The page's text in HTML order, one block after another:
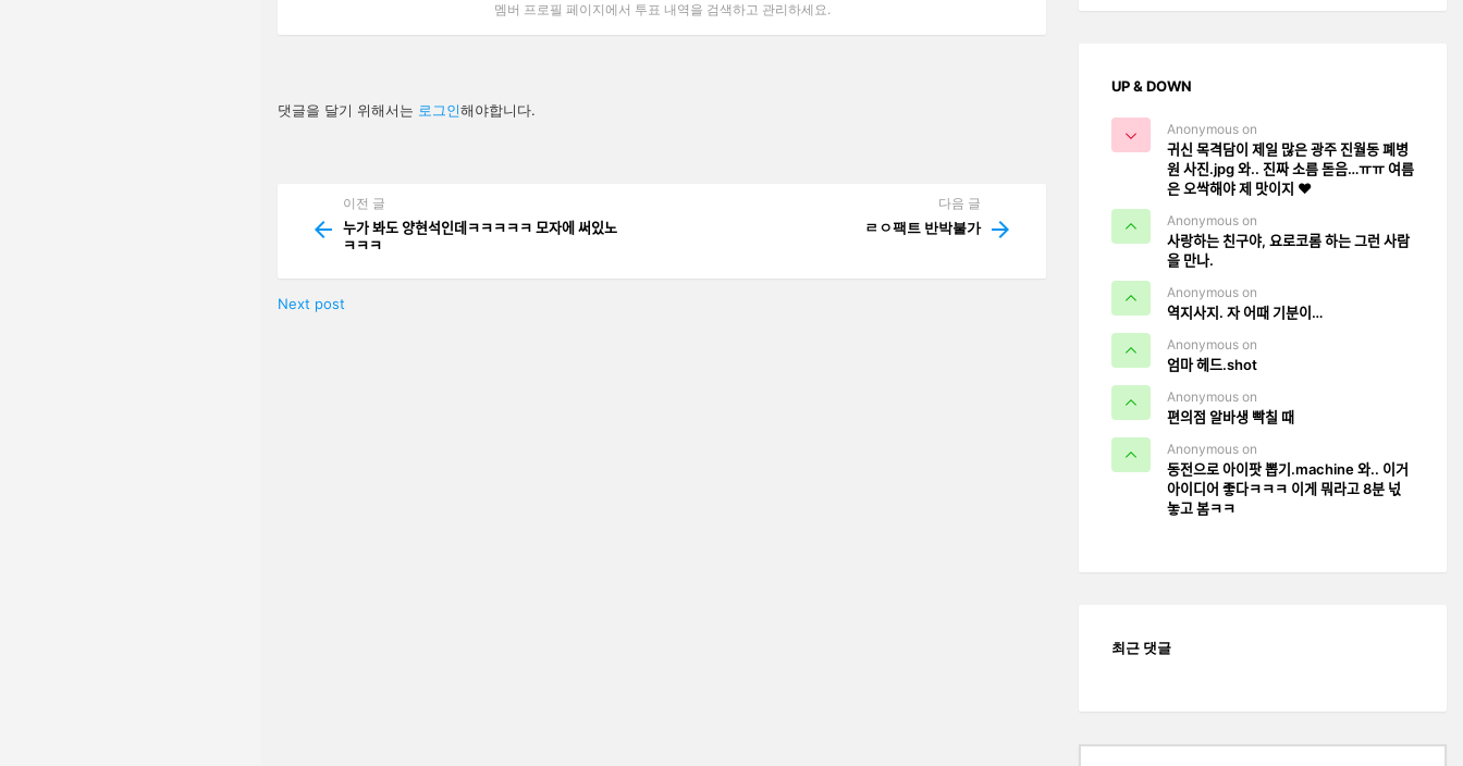
멤버 프로필 페이지에서 투표 내역을 검색하고 관리하세요.
답
글
댓글을 달기 위해서는 로그인해야합니다.
more
이전 글
누가 봐도 양현석인데ㅋㅋㅋㅋㅋ 모자에 써있노
ㅋㅋㅋ
다음 글
ㄹㅇ팩트 반박불가
Next post
UP & DOWN
Anonymous on
귀신 목격담이 제일 많은 광주 진월동 폐병
원 사진.jpg 와.. 진짜 소름 돋음…ㅠㅠ 여름
은 오싹해야 제 맛이지 ❤️
Anonymous on
사랑하는 친구야, 요로코롬 하는 그런 사람
을 만나.
Anonymous on
역지사지. 자 어때 기분이…
Anonymous on
엄마 헤드.shot
Anonymous on
편의점 알바생 빡칠 때
Anonymous on
동전으로 아이팟 뽑기.machine 와.. 이거
아이디어 좋다ㅋㅋㅋ 이게 뭐라고 8분 넋
놓고 봄ㅋㅋ
최근 댓글